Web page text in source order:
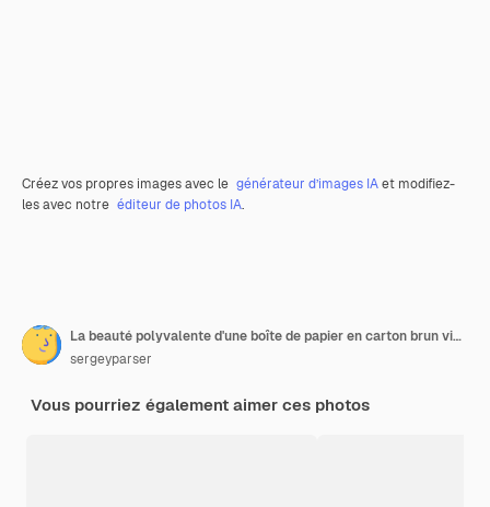
Créez vos propres images avec le générateur d’images IAet modifiez-
les avec notre éditeur de photos IA.
La beauté polyvalente d'une boîte de papier en carton brun vide Un objet isolé frappant
sergeyparser
Vous pourriez également aimer ces photos